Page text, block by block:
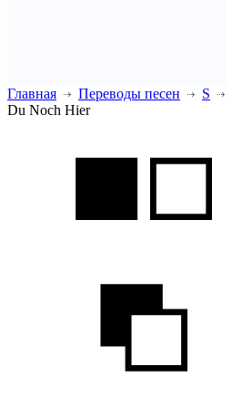
Главная Переводы песен S
Du Noch Hier